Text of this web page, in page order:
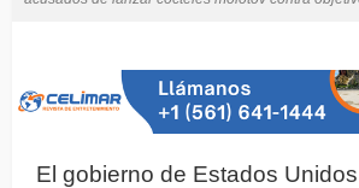
El gobierno de Estados